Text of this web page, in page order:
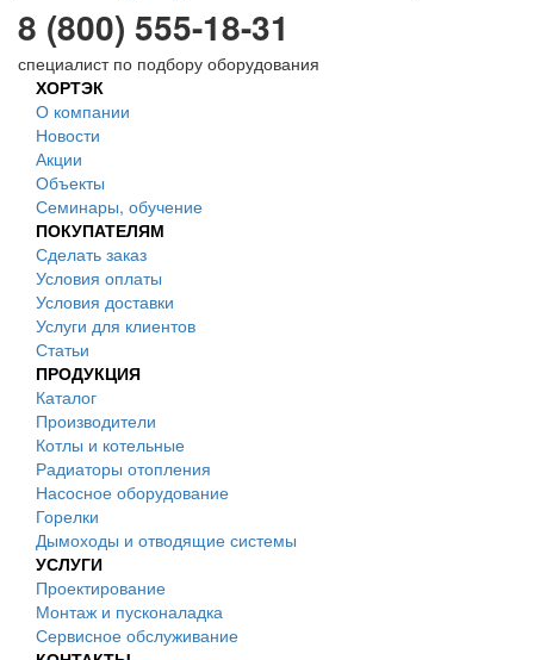
8 (800) 555-18-31
специалист по подбору оборудования
ХОРТЭК
О компании
Новости
Акции
Объекты
Семинары, обучение
ПОКУПАТЕЛЯМ
Сделать заказ
Условия оплаты
Условия доставки
Услуги для клиентов
Статьи
ПРОДУКЦИЯ
Каталог
Производители
Котлы и котельные
Радиаторы отопления
Насосное оборудование
Горелки
Дымоходы и отводящие системы
УСЛУГИ
Проектирование
Монтаж и пусконаладка
Сервисное обслуживание